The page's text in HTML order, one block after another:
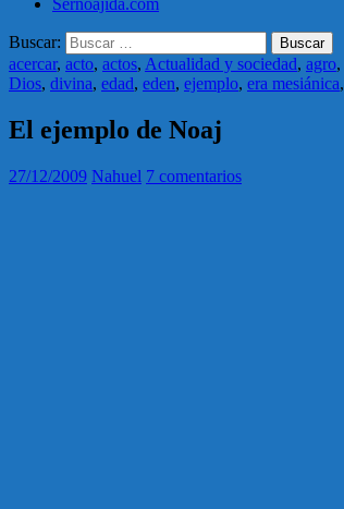
Buscar:
acercar, acto, actos, Actualidad y sociedad, agro,
Dios, divina, edad, eden, ejemplo, era mesiánica,
El ejemplo de Noaj
27/12/2009 Nahuel 7 comentarios